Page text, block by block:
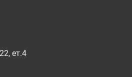
ет.4